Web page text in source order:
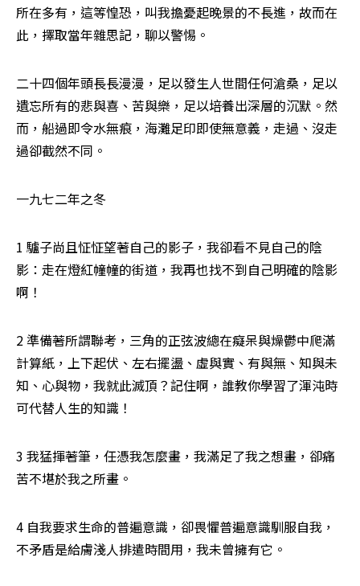
所在多有，這等惶恐，叫我擔憂起晚景的不長進，故而在
此，擇取當年雜思記，聊以警惕。
二十四個年頭長長漫漫，足以發生人世間任何滄桑，足以
遺忘所有的悲與喜、苦與樂，足以培養出深層的沉默。然
而，船過即令水無痕，海灘足印即使無意義，走過、沒走
過卻截然不同。
一九七二年之冬
1 驢子尚且怔怔望著自己的影子，我卻看不見自己的陰
影：走在燈紅幢幢的街道，我再也找不到自己明確的陰影
啊！
2 準備著所謂聯考，三角的正弦波總在癡呆與燥鬱中爬滿
計算紙，上下起伏、左右擺盪、虛與實、有與無、知與未
知、心與物，我就此滅頂？記住啊，誰教你學習了渾沌時
可代替人生的知識！
3 我猛揮著筆，任憑我怎麼畫，我滿足了我之想畫，卻痛
苦不堪於我之所畫。
4 自我要求生命的普遍意識，卻畏懼普遍意識馴服自我，
不矛盾是給膚淺人排遣時間用，我未曾擁有它。